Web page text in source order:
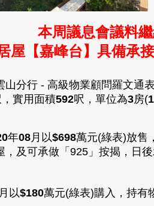
本周議息會議料
屋【嘉峰台】具備承
山分行 - 高級物業顧問羅文通
實用面積592呎， 單位為3房(
年08 月以$698萬元(綠表)放售
，及可承做「925」按揭，日
月以$180萬元(綠表)購入， 持有